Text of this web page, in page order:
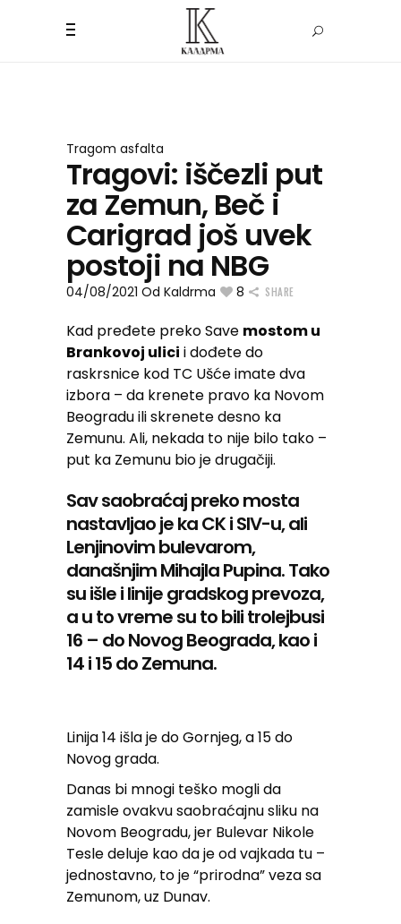
Tragom asfalta
Tragovi: iščezli put
za Zemun, Beč i
Carigrad još uvek
postoji na NBG
04/08/2021 Od Kaldrma 8 SHARE
Kad pređete preko Save mostom u
Brankovoj ulici i dođete do
raskrsnice kod TC Ušće imate dva
izbora – da krenete pravo ka Novom
Beogradu ili skrenete desno ka
Zemunu. Ali, nekada to nije bilo tako –
put ka Zemunu bio je drugačiji.
Sav saobraćaj preko mosta
nastavljao je ka CK i SIV-u, ali
Lenjinovim bulevarom,
današnjim Mihajla Pupina. Tako
su išle i linije gradskog prevoza,
a u to vreme su to bili trolejbusi
16 – do Novog Beograda, kao i
14 i 15 do Zemuna.
Linija 14 išla je do Gornjeg, a 15 do
Novog grada.
Danas bi mnogi teško mogli da
zamisle ovakvu saobraćajnu sliku na
Novom Beogradu, jer Bulevar Nikole
Tesle deluje kao da je od vajkada tu –
jednostavno, to je “prirodna” veza sa
Zemunom, uz Dunav.